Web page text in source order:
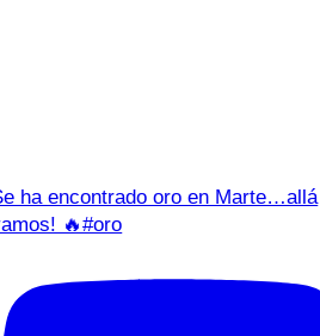
ha encontrado oro en Marte…allá
🔥#oro